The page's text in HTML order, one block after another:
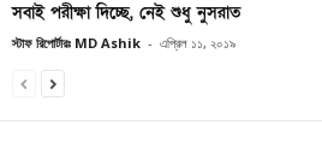
সবাই পরীক্ষা দিচ্ছে, নেই শুধু নুসরাত
স্টাফ রিপোর্টারঃ MD Ashik - এপ্রিল ১১, ২০১৯